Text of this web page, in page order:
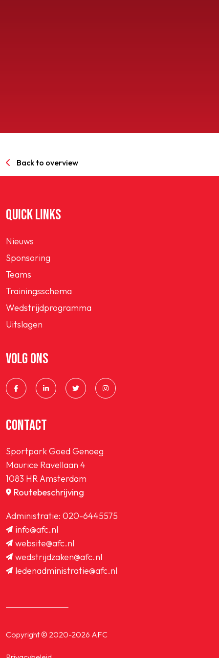
Back to overview
QUICK LINKS
Nieuws
Sponsoring
Teams
Trainingsschema
Wedstrijdprogramma
Uitslagen
VOLG ONS
CONTACT
Sportpark Goed Genoeg
Maurice Ravellaan 4
1083 HR Amsterdam
Routebeschrijving
Administratie: 020-6445575
info@afc.nl
website@afc.nl
wedstrijdzaken@afc.nl
ledenadministratie@afc.nl
Copyright © 2020-2026 AFC